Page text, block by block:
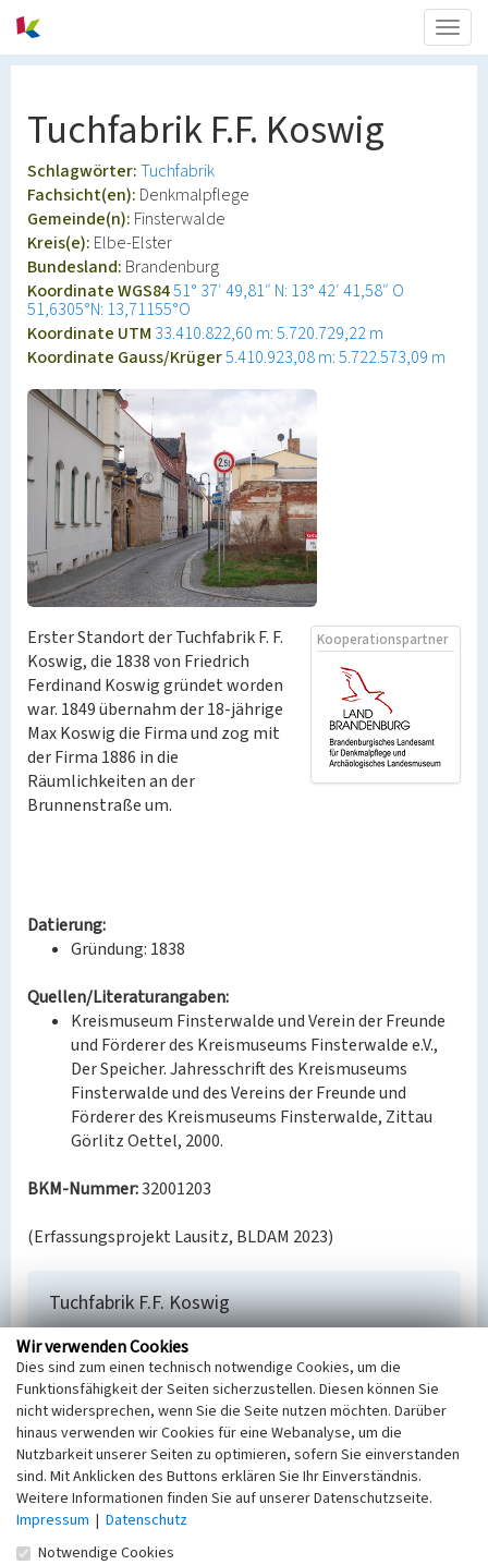
Tuchfabrik F.F. Koswig
Schlagwörter:Tuchfabrik
Fachsicht(en): Denkmalpflege
Gemeinde(n): Finsterwalde
Kreis(e): Elbe-Elster
Bundesland: Brandenburg
Koordinate WGS8451° 37′ 49,81″ N: 13° 42′ 41,58″ O
51,6305°N: 13,71155°O
Koordinate UTM 33.410.822,60 m: 5.720.729,22 m
Koordinate Gauss/Krüger5.410.923,08 m: 5.722.573,09 m
Kooperationspartner
Erster Standort der Tuchfabrik F. F.
Koswig, die 1838 von Friedrich
Ferdinand Koswig gründet worden
war. 1849 übernahm der 18-jährige
Max Koswig die Firma und zog mit
der Firma 1886 in die
Räumlichkeiten an der
Brunnenstraße um.
Datierung:
Gründung: 1838
Quellen/Literaturangaben:
Kreismuseum Finsterwalde und Verein der Freunde
und Förderer des Kreismuseums Finsterwalde e.V.,
Der Speicher. Jahresschrift des Kreismuseums
Finsterwalde und des Vereins der Freunde und
Förderer des Kreismuseums Finsterwalde, Zittau
Görlitz Oettel, 2000.
BKM-Nummer:32001203
(Erfassungsprojekt Lausitz, BLDAM 2023)
Tuchfabrik F.F. Koswig
Schlagwörter
Tuchfabrik
Ort
Finsterwalde
Fachsicht(en)
Denkmalpflege
Erfassungsmaßstab
Keine Angabe
Erfassungsmethode
Übernahme aus externer Fachdatenbank
Wir verwenden Cookies
Dies sind zum einen technisch notwendige Cookies, um die
Funktionsfähigkeit der Seiten sicherzustellen. Diesen können Sie
nicht widersprechen, wenn Sie die Seite nutzen möchten. Darüber
hinaus verwenden wir Cookies für eine Webanalyse, um die
Nutzbarkeit unserer Seiten zu optimieren, sofern Sie einverstanden
sind. Mit Anklicken des Buttons erklären Sie Ihr Einverständnis.
Weitere Informationen finden Sie auf unserer Datenschutzseite.
Impressum | Datenschutz
Notwendige Cookies